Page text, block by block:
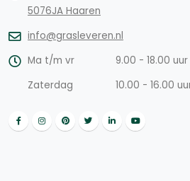
5076JA Haaren
info@grasleveren.nl
Ma t/m vr
9.00 - 18.00 uur
Zaterdag
10.00 - 16.00